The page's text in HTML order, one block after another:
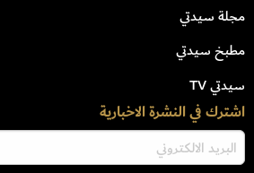
مجلة سيدتي
مطبخ سيدتي
سيدتي TV
اشترك في النشرة الاخبارية